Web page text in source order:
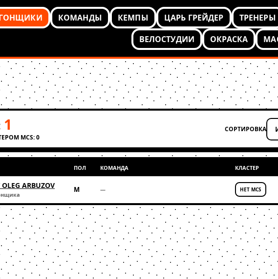
КОМАНДЫ КЕМПЫ ЦАРЬ ГРЕЙДЕР ТРЕНЕРЫ
ВЕЛОСТУДИИ
ОКРАСКА
1
MCS: 0
СОРТИРОВКА
Применить
ПОЛ КОМАНДА КЛАСТЕР
ARBUZOV М — НЕТ MCS